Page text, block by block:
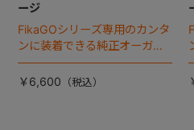
ージ
FikaGOシリーズ専用のカンタ
ンに装着できる純正オーガナ
イザー。
￥6,600